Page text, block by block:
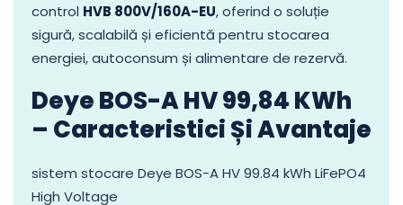
control HVB 800V/160A-EU, oferind o soluție
sigură, scalabilă și eficientă pentru stocarea
energiei, autoconsum și alimentare de rezervă.
Deye BOS-A HV 99,84 KWh
– Caracteristici Și Avantaje
sistem stocare Deye BOS-A HV 99.84 kWh LiFePO4
High Voltage